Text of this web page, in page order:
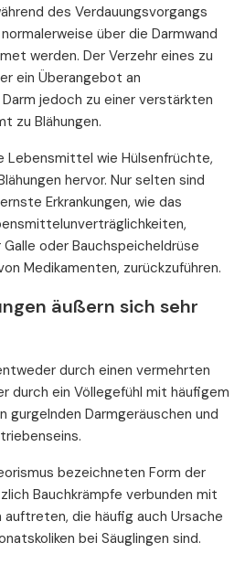
des Verdauungsvorgangs
über die Darmwand
werden. Der Verzehr eines zu
ein Überangebot an
jedoch zu einer verstärkten
zu Blähungen.
Lebensmittel wie Hülsenfrüchte,
hervor. Nur selten sind
Erkrankungen, wie das
oder Bauchspeicheldrüse
Medikamenten, zurückzuführen.
äußern sich sehr
durch einen vermehrten
durch ein Völlegefühl mit häufigem
Darmgeräuschen und
bezeichneten Form der
Bauchkrämpfe verbunden mit
die häufig auch Ursache
bei Säuglingen sind.